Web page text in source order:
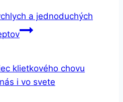
a jednoduchých